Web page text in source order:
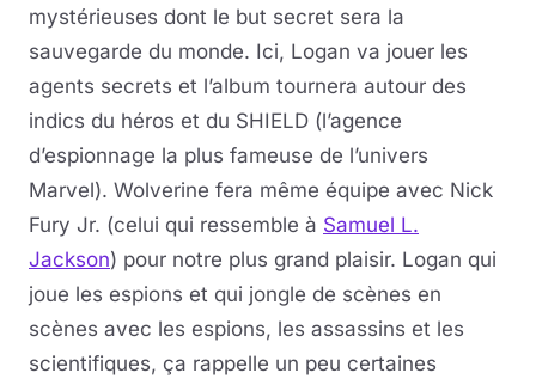
mystérieuses dont le but secret sera la
sauvegarde du monde. Ici, Logan va jouer les
agents secrets et l’album tournera autour des
indics du héros et du SHIELD (l’agence
d’espionnage la plus fameuse de l’univers
Marvel). Wolverine fera même équipe avec Nick
Fury Jr. (celui qui ressemble à Samuel L.
Jackson) pour notre plus grand plaisir. Logan qui
joue les espions et qui jongle de scènes en
scènes avec les espions, les assassins et les
scientifiques, ça rappelle un peu certaines